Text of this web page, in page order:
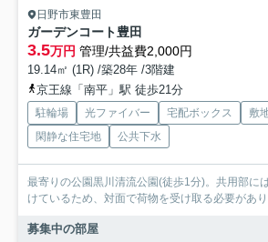
日野市東豊田
ガーデンコート豊田
3.5万円 管理/共益費2,000円
19.14㎡ (1R) /築28年 /3階建
京王線「南平」駅 徒歩21分
駐輪場 光ファイバー 宅配ボックス
敷
閑静な住宅地
公共下水
最寄りの公園黒川清流公園(徒歩1分)。共用部に
けているため、対面で荷物を受け取る必要があり
募集中の部屋